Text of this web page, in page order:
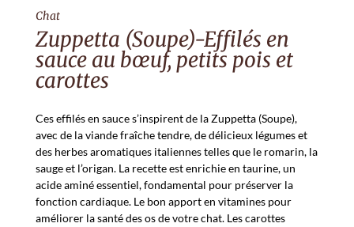
Chat
Zuppetta (Soupe)-Effilés en
sauce au bœuf, petits pois et
carottes
Ces effilés en sauce s’inspirent de la Zuppetta (Soupe),
avec de la viande fraîche tendre, de délicieux légumes et
des herbes aromatiques italiennes telles que le romarin, la
sauge et l’origan. La recette est enrichie en taurine, un
acide aminé essentiel, fondamental pour préserver la
fonction cardiaque. Le bon apport en vitamines pour
améliorer la santé des os de votre chat. Les carottes